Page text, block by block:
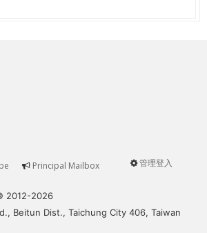
User
管理登入
Principal Mailbox
2012-2026
Beitun Dist., Taichung City 406, Taiwan